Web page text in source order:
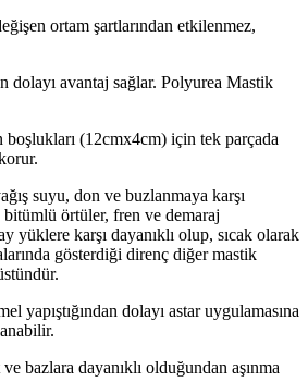
ortam şartlarından etkilenmez,
dolayı avantaj sağlar. Polyurea Mastik
(12cmx4cm) için tek parçada
suyu, don ve buzlanmaya karşı
örtüler, fren ve demaraj
yüklere karşı dayanıklı olup, sıcak olarak
gösterdiği direnç diğer mastik
yapıştığından dolayı astar uygulamasına
bazlara dayanıklı olduğundan aşınma